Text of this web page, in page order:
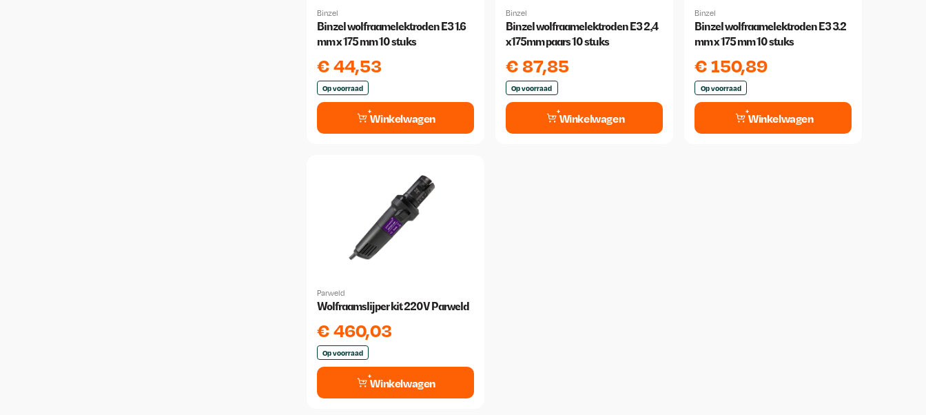
Binzel
Binzel wolfraamelektroden E3 1.6
mm x 175 mm 10 stuks
€44,53
Op voorraad
Winkelwagen
Binzel
Binzel wolfraamelektroden E3 2,4
x175mm paars 10 stuks
€87,85
Op voorraad
Winkelwagen
Binzel
Binzel wolfraamelektroden E3 3.2
mm x 175 mm 10 stuks
€150,89
Op voorraad
Winkelwagen
Parweld
Wolfraamslijper kit 220V Parweld
€460,03
Op voorraad
Winkelwagen